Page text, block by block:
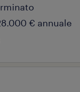
€ annuale